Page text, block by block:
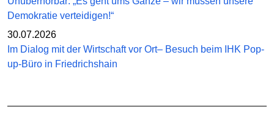
Demokratie verteidigen!“
30.07.2026
Im Dialog mit der Wirtschaft vor Ort– Besuch beim IHK Pop-
up-Büro in Friedrichshain